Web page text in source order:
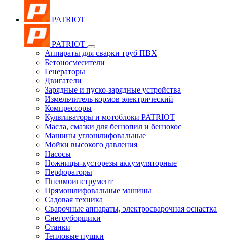
PATRIOT
PATRIOT
Аппараты для сварки труб ПВХ
Бетоносмесители
Генераторы
Двигатели
Зарядные и пуско-зарядные устройства
Измельчитель кормов электрический
Компрессоры
Культиваторы и мотоблоки PATRIOT
Масла, смазки для бензопил и бензокос
Машины углошлифовальные
Мойки высокого давления
Насосы
Ножницы-кусторезы аккумуляторные
Перфораторы
Пневмоинструмент
Прямошлифовальные машины
Садовая техника
Сварочные аппараты, электросварочная оснастка
Снегоуборщики
Станки
Тепловые пушки